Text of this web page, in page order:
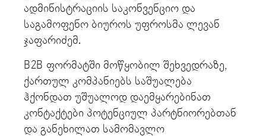
ადმინისტრაციის საკონვენციო და
საგამოფენო ბიუროს უფროსმა ლევან
ჯაფარიძემ.
B2B ფორმატში მოწყობილ შეხვედრაზე,
ქართულ კომპანიებს საშუალება
ჰქონდათ უშუალოდ დაემყარებინათ
კონტაქტები პოტენციულ პარტნიორებთან
და განეხილათ სამომავლო